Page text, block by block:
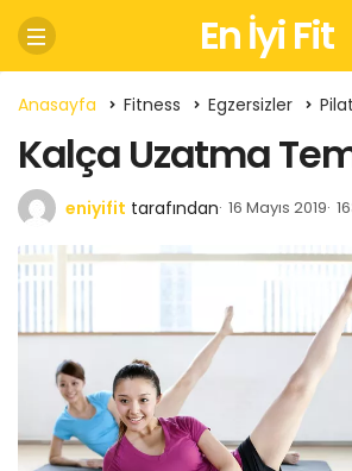
En İyi Fit
Anasayfa Fitness Egzersizler
Kalça Uzatma
eniyifit tarafından 16 Mayıs 2019